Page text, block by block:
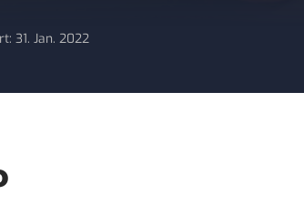
31. Jan. 2022